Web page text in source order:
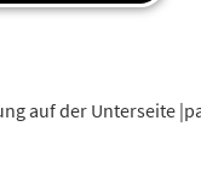
auf der Unterseite